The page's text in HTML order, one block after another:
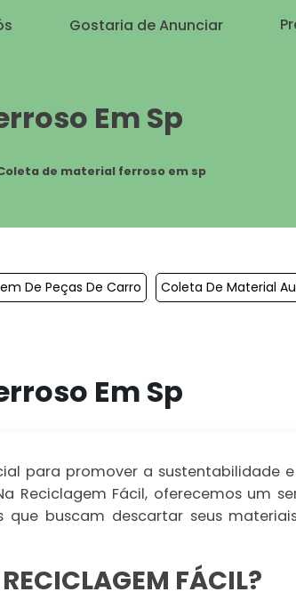
Gostaria de Anunciar
Em Sp
de material ferroso em sp
De Peças De Carro Coleta De Material
Em Sp
para promover a sustentabilidade
Reciclagem Fácil, oferecemos um
que buscam descartar seus
FÁCIL?